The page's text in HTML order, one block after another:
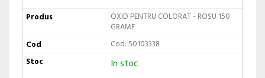
OXID PENTRU COLORAT - ROSU 150
GRAME
Cod: 50103338
In stoc